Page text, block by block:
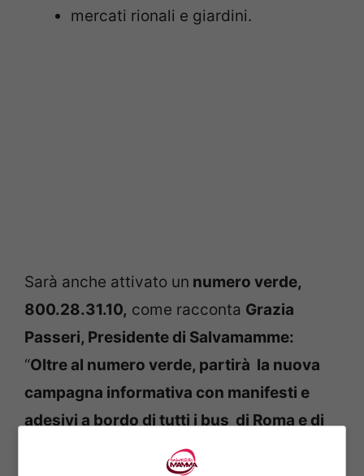
mercati rionali e giardini.
Sarà anche attivato un numero verde,
800.28.31.10, come racconta Grazia
Passeri, Presidente di Salvamamme:
“Oltre al numero verde, partirà la nuova
campagna informativa con manifesti e
adesivi a bordo di tutti i bus di Roma e di
700 taxi della Capitale.